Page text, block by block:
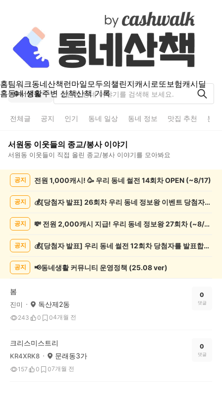
홈팀워크동네산책런마일모두의챌린지캐시로또보험캐시딜
홈동네 생활주변 산책산책 기록
서원동
전체글 공지 인기 동네 일상 동네 정보 맛집 추천 분
서원동 이웃들의 종교/봉사이야기
서원동 이웃들이 직접 올린 종교/봉사 이야기를 모아봐요
록
공지 전원 1,000캐시! 🥳 우리 동네 썰전 14회차 OPEN (~8/17)
공지 💰[당첨자 발표] 26회차 우리 동네 정보왕 이벤트 당첨자를 발표합니다!
공지 💸 전원 2,000캐시 지급! 우리 동네 정보왕 27회차 (~8/10)
공지 💰[당첨자 발표] 우리 동네 썰전 12회차 당첨자를 발표합니다!
공지 📢동네생활 커뮤니티 운영정책 (25.08 ver)
봄
진미 독산제2동
243 0 04개월 전
0
댓글
크리스미스트리
KR4XRK8 문래동3가
157 0 07개월 전
0
댓글